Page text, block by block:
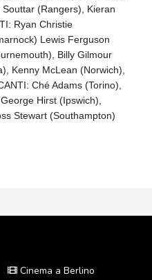
(Rangers), Kieran
Ryan Christie
Lewis Ferguson
Billy Gilmour
Kenny McLean (Norwich),
Ché Adams (Torino),
Hirst (Ipswich),
Stewart (Southampton)
Cinema a Berlino